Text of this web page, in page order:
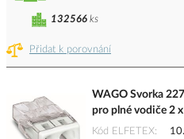
Přidat k porovnání
132566 ks
WAGO Svorka
pro plné vodiče 2
Kód ELFETEX